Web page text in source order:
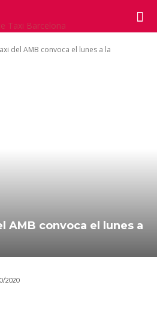
del AMB convoca el lunes a la
AMB convoca el lunes a
2020